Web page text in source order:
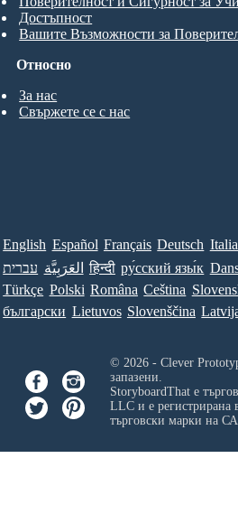
Относно
За нас
Свържете се с нас
Достъпност
Вашите Възможности за
English Español Français Deutsch
עברית العَرَبِيَّة हिन्दी ру́сский язы́к
Türkçe Polski Româna Ceština
български Lietuvos Slovenščina
© 2026 - Clever
запазени.
StoryboardThat е
LLCи е регистрирана
търговски марки на